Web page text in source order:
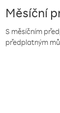
Měsíční
S měsíčním
předplatným